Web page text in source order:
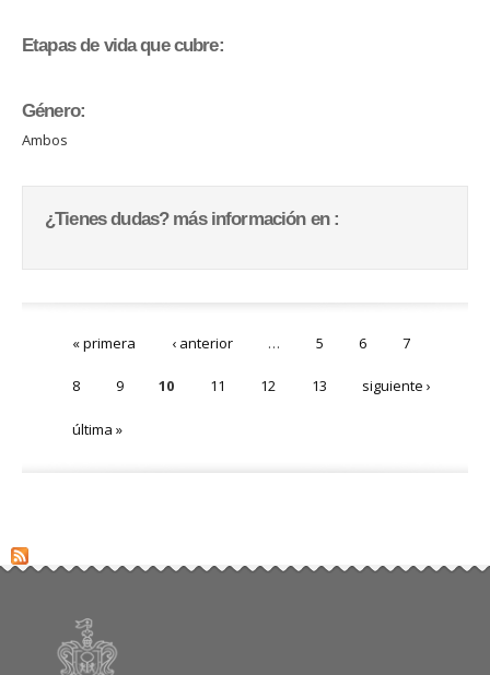
Etapas de vida que cubre:
Género:
Ambos
¿Tienes dudas? más información en :
« primera ‹ anterior … 5 6 7
8 9 10 11 12 13 siguiente ›
última »